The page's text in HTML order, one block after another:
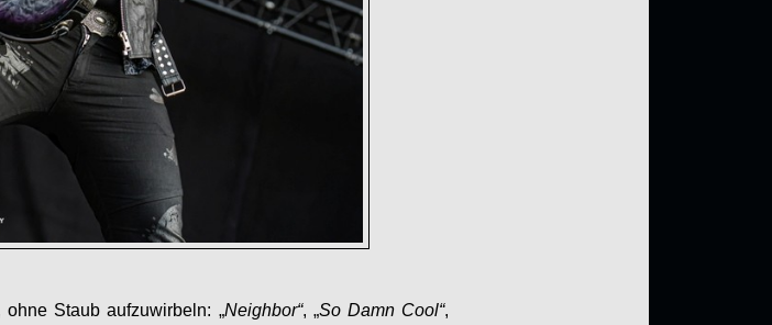
Staub aufzuwirbeln: „Neighbor“, „So Damn Cool“,